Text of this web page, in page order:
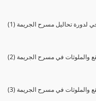
لدورة تحاليل مسرح الجريمة
والملوثات في مسرح الجريمة
والملوثات في مسرح الجريمة